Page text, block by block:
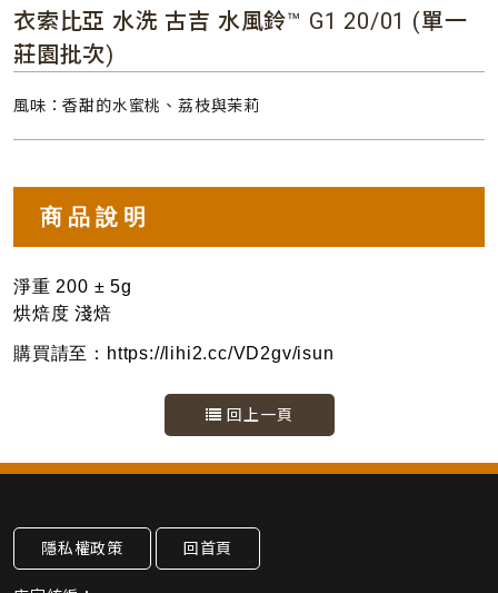
衣索比亞 水洗 古吉 水風鈴™ G1 20/01 (單一
莊園批次)
風味：香甜的水蜜桃、荔枝與茉莉
商品說明
淨重 200 ± 5g
烘焙度 淺焙
購買請至：https://lihi2.cc/VD2gv/isun
回上一頁
隱私權政策 回首頁